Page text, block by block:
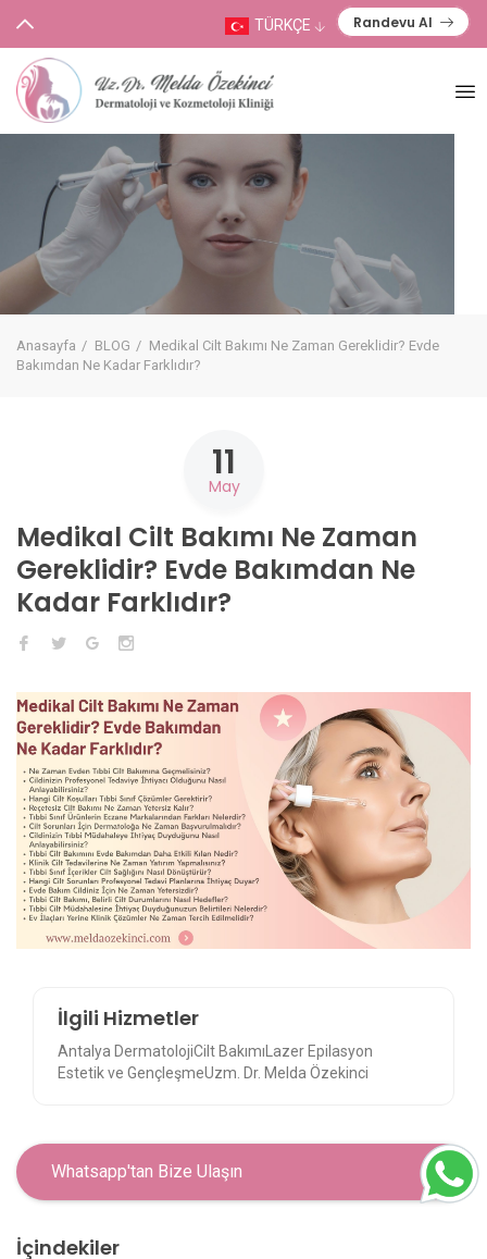
TÜRKÇE Randevu Al
Anasayfa BLOG
Medikal Cilt Bakımı Ne Zaman Gereklidir? Evde
Bakımdan Ne Kadar Farklıdır?
11
May
Medikal Cilt Bakımı Ne Zaman
Gereklidir? Evde Bakımdan Ne
Kadar Farklıdır?
İlgili Hizmetler
Antalya DermatolojiCilt Bakımı Lazer Epilasyon
Estetik ve GençleşmeUzm. Dr. Melda Özekinci
Whatsapp'tan Bize Ulaşın
İçindekiler